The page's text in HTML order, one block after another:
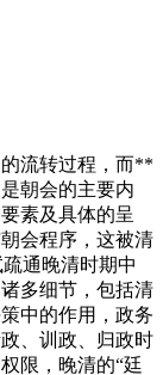
流转过程，而**
朝会的主要内
素及具体的呈
会程序，这被清
通晚清时期中
多细节，包括清
中的作用，政务
、训政、归政时
限，晚清的“廷